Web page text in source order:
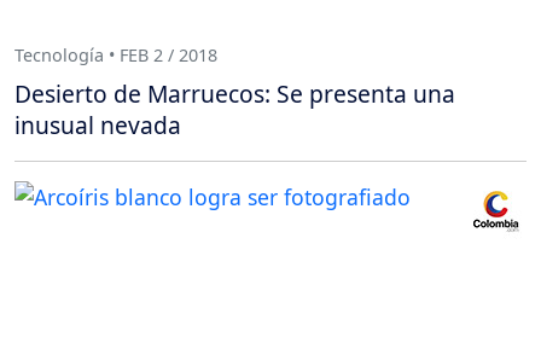
Tecnología • FEB 2 / 2018
Desierto de Marruecos: Se presenta una
inusual nevada